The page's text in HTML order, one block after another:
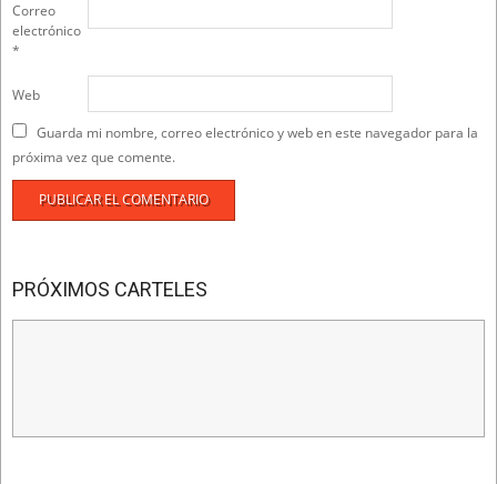
Correo
electrónico
*
Web
Guarda mi nombre, correo electrónico y web en este navegador para la
próxima vez que comente.
PRÓXIMOS CARTELES